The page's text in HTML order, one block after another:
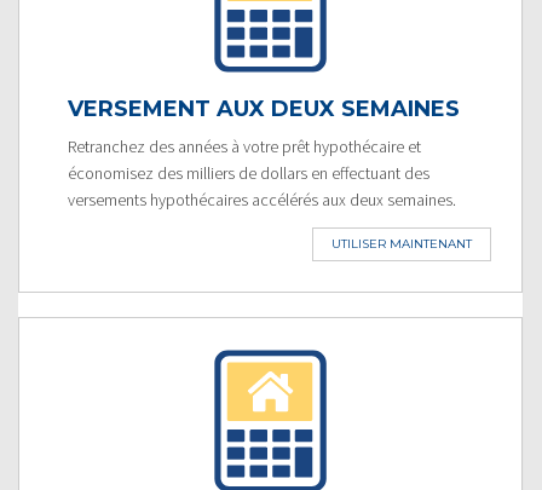
VERSEMENT AUX DEUX SEMAINES
Retranchez des années à votre prêt hypothécaire et
économisez des milliers de dollars en effectuant des
versements hypothécaires accélérés aux deux semaines.
UTILISER MAINTENANT